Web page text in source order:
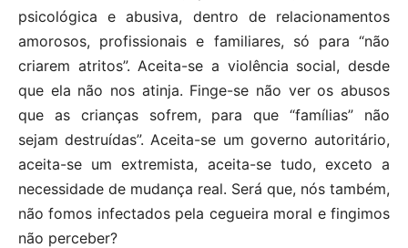
psicológica e abusiva, dentro de relacionamentos
amorosos, profissionais e familiares, só para “não
criarem atritos”. Aceita-se a violência social, desde
que ela não nos atinja. Finge-se não ver os abusos
que as crianças sofrem, para que “famílias” não
sejam destruídas”. Aceita-se um governo autoritário,
aceita-se um extremista, aceita-se tudo, exceto a
necessidade de mudança real. Será que, nós também,
não fomos infectados pela cegueira moral e fingimos
não perceber?